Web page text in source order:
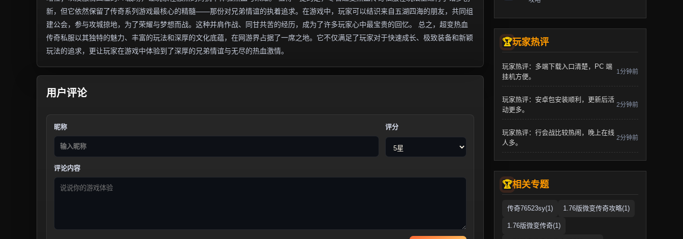
新，但它依然保留了传奇系列游戏最核心的精髓——那份对兄弟情谊的执着追求。在游戏中，玩家可以结识来自五湖四海的朋友，共同组
建公会，参与攻城掠地，为了荣耀与梦想而战。这种并肩作战、同甘共苦的经历，成为了许多玩家心中最宝贵的回忆。 总之，超变热血
传奇私服以其独特的魅力、丰富的玩法和深厚的文化底蕴，在网游界占据了一席之地。它不仅满足了玩家对于快速成长、极致装备和新颖
玩法的追求，更让玩家在游戏中体验到了深厚的兄弟情谊与无尽的热血激情。
用户评论
昵称 评分
评论内容
玩家热评
玩家热评：多端下载入口清楚，PC 端
挂机方便。
1分钟前
玩家热评：安卓包安装顺利，更新后活
动更多。
2分钟前
玩家热评：行会战比较热闹，晚上在线
人多。
2分钟前
相关专题
传奇76523sy(1) 1.76版微变传奇攻略(1)
1.76版微变传奇(1)